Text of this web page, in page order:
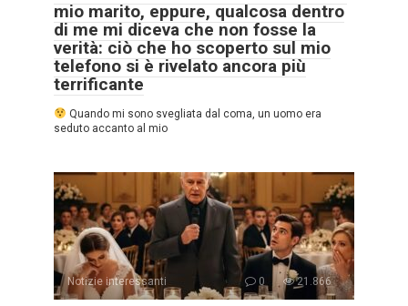
mio marito, eppure, qualcosa dentro
di me mi diceva che non fosse la
verità: ciò che ho scoperto sul mio
telefono si è rivelato ancora più
terrificante
Quando mi sono svegliata dal coma, un uomo era
seduto accanto al mio
Notizie interessanti 0 21.866